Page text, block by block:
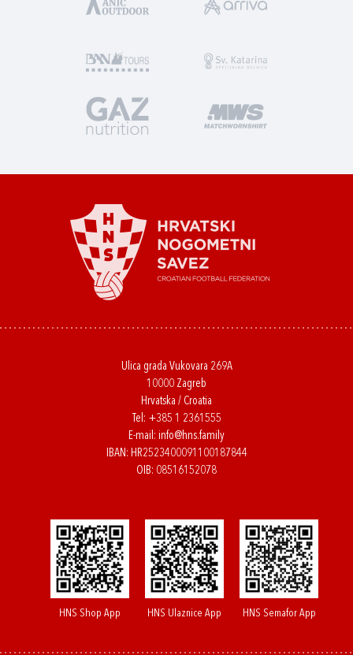
Ulica grada Vukovara 269A
10000 Zagreb
Hrvatska / Croatia
Tel: +385 1 2361555
E-mail: info@hns.family
IBAN: HR2523400091100187844
OIB: 08516152078
HNS Shop App HNS Ulaznice App HNS Semafor App